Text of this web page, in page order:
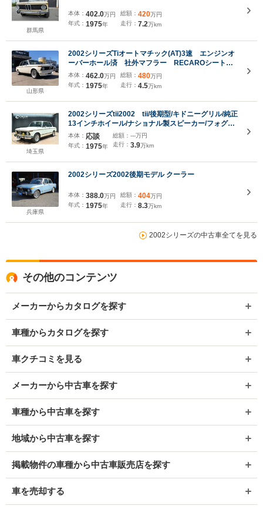
群馬県
本体： 402.0万円
年式： 1975年
総額： 420万円
走行： 7.2万km
山形県
2002シリーズTiオートマチック(AT)3速 エンジンオ
ーバーホール済 社外マフラー RECAROシート
社外アルミホイール
本体： 462.0万円
年式： 1975年
総額： 480万円
走行： 4.5万km
埼玉県
2002シリーズtii2002 tii/後期型/キドニーグリル/純正
13インチホイール/ナショナル製スピーカー/フォグラ
イト/3連メーター/角テール
本体： 応談
年式： 1975年
総額： ---万円
走行： 3.9万km
兵庫県
2002シリーズ2002後期モデル クーラー
本体： 388.0万円
年式： 1975年
総額： 404万円
走行： 8.3万km
2002シリーズの中古車全てを見る
その他のコンテンツ
メーカーからカタログを探す
車種からカタログを探す
車クチコミを見る
メーカーから中古車を探す
車種から中古車を探す
地域から中古車を探す
掲載物件の車種から中古車販売店を探す
車を売却する